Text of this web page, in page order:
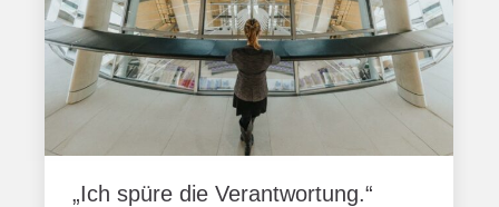
„Ich spüre die Verantwortung.“